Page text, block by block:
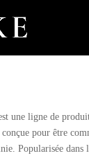
une ligne de
pour être
Popularisée dans